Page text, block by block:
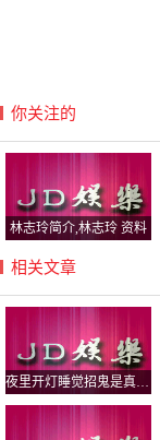
你关注的
林志玲简介,林志玲 资料
相关文章
夜里开灯睡觉招鬼是真的假的，怕黑怕鬼是心理疾病吗？